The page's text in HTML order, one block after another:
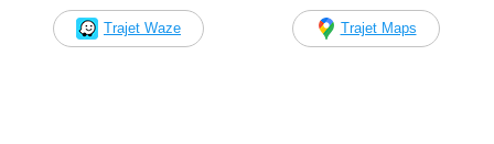
Trajet Waze Trajet Maps